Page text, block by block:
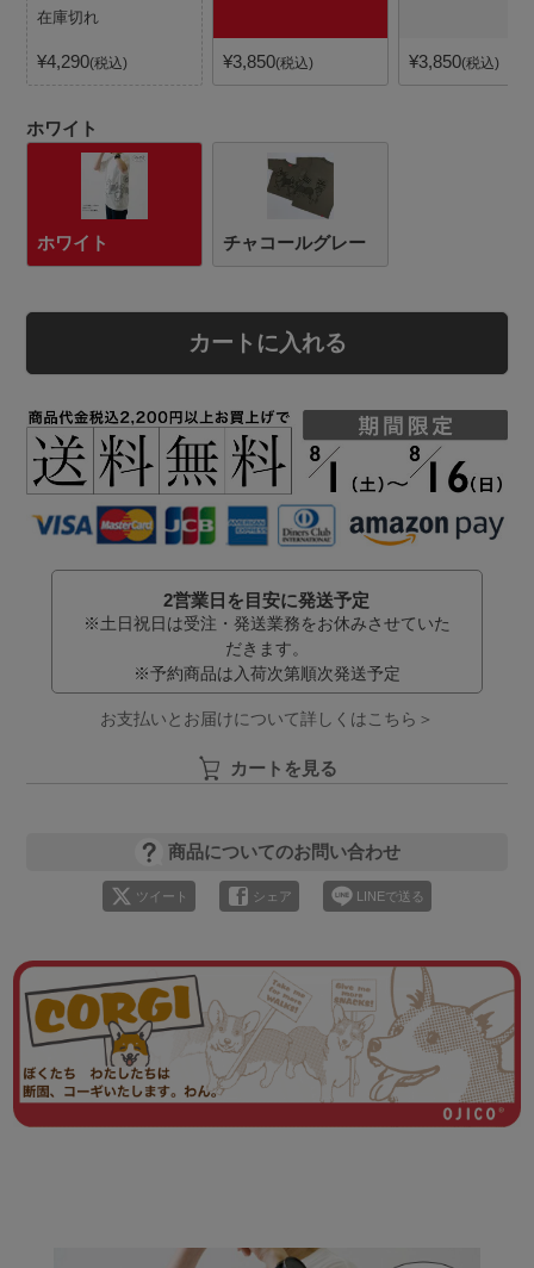
在庫切れ
¥4,290 税込 ¥3,850 税込 ¥3,850 税込
ホワイト
ホワイト チャコールグレー
カートに入れる
2営業日を目安に発送予定
※土日祝日は受注・発送業務をお休みさせていた
だきます。
※予約商品は入荷次第順次発送予定
お支払いとお届けについて詳しくはこちら＞
カートを見る
商品についてのお問い合わせ
ツイート シェア LINEで送る